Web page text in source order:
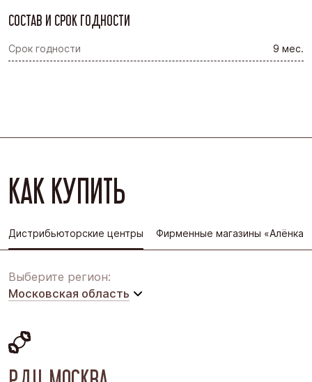
СОСТАВ И СРОК ГОДНОСТИ
Срок годности 9 мес.
КАК КУПИТЬ
Дистрибьюторские центры Фирменные магазины «Алёнка»
Выберите регион:
Московская область
Восточная Сибирь
Дальний Восток